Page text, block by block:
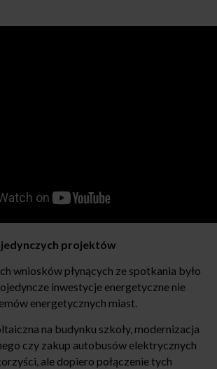
projektów
wniosków płynących ze spotkania było
inwestycje energetyczne nie
energetycznych miast.
na budynku szkoły, modernizacja
czy zakup autobusów elektrycznych
ale dopiero połączenie tych